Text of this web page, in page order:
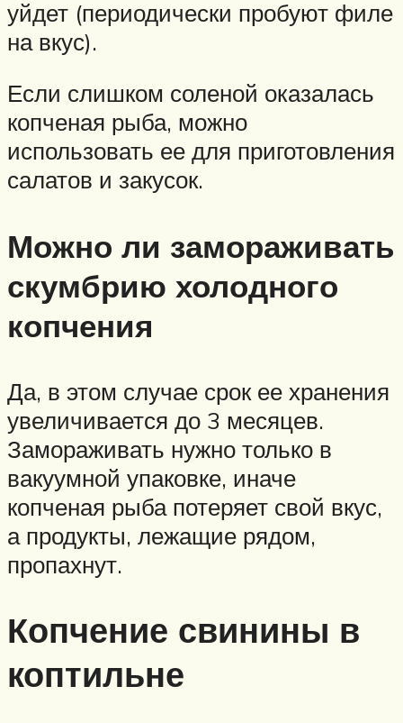
уйдет (периодически пробуют филе
на вкус).
Если слишком соленой оказалась
копченая рыба, можно
использовать ее для приготовления
салатов и закусок.
Можно ли замораживать
скумбрию холодного
копчения
Да, в этом случае срок ее хранения
увеличивается до 3 месяцев.
Замораживать нужно только в
вакуумной упаковке, иначе
копченая рыба потеряет свой вкус,
а продукты, лежащие рядом,
пропахнут.
Копчение свинины в
коптильне